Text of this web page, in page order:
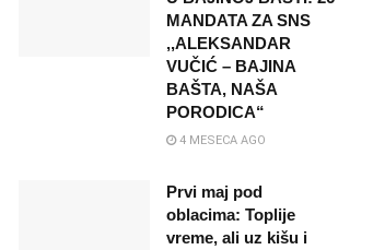
MANDATA ZA SNS
,,ALEKSANDAR
VUČIĆ – BAJINA
BAŠTA, NAŠA
PORODICA“
4 MESECA AGO
Prvi maj pod
oblacima: Toplije
vreme, ali uz kišu i